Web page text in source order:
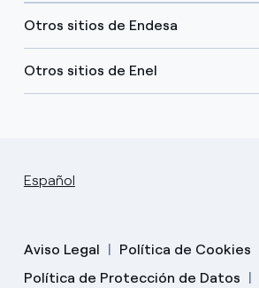
Otros sitios de Endesa
Otros sitios de Enel
Español
Aviso Legal
Política de Cookies
Política de Protección de Datos